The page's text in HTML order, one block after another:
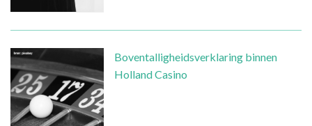
Boventalligheidsverklaring binnen
Holland Casino